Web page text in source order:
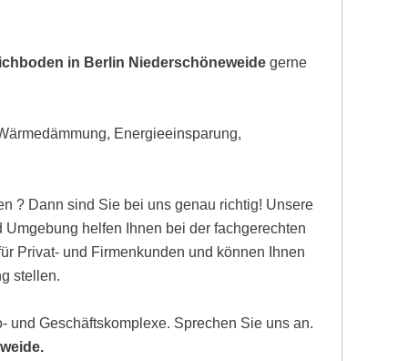
in Berlin Niederschöneweide gerne
Energieeinsparung,
? Dann sind Sie bei uns genau richtig! Unsere
helfen Ihnen bei der fachgerechten
Privat- und Firmenkunden und können Ihnen
stellen.
und Geschäftskomplexe. Sprechen Sie uns an.